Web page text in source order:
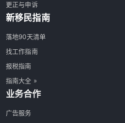
更正与申诉
新移民指南
落地90天清单
找工作指南
报税指南
指南大全 »
业务合作
广告服务